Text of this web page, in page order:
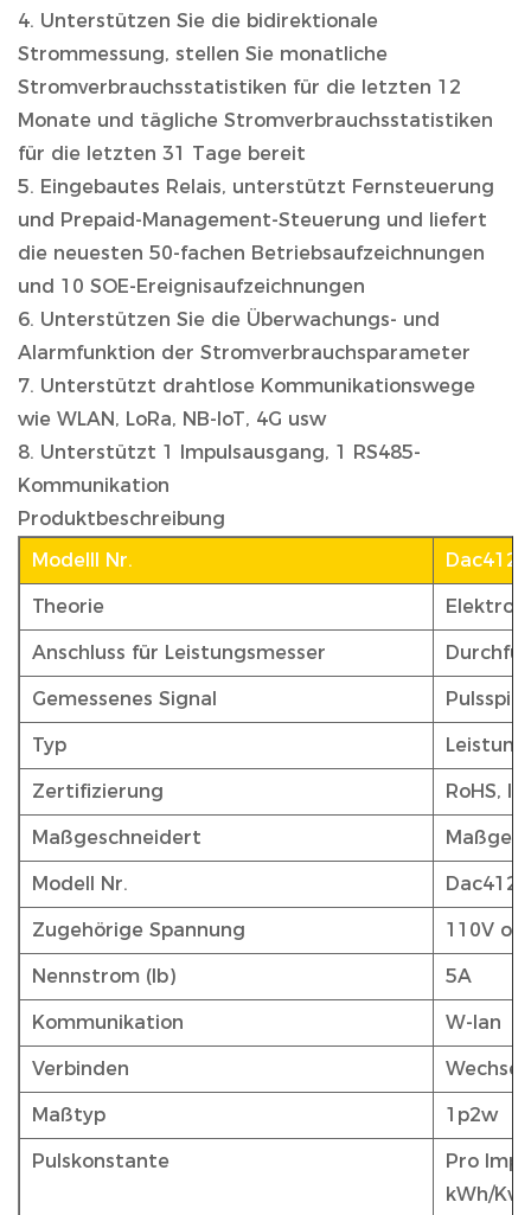
4. Unterstützen Sie die bidirektionale
Strommessung, stellen Sie monatliche
Stromverbrauchsstatistiken für die letzten 12
Monate und tägliche Stromverbrauchsstatistiken
für die letzten 31 Tage bereit
5. Eingebautes Relais, unterstützt Fernsteuerung
und Prepaid-Management-Steuerung und liefert
die neuesten 50-fachen Betriebsaufzeichnungen
und 10 SOE-Ereignisaufzeichnungen
6. Unterstützen Sie die Überwachungs- und
Alarmfunktion der Stromverbrauchsparameter
7. Unterstützt drahtlose Kommunikationswege
wie WLAN, LoRa, NB-IoT, 4G usw
8. Unterstützt 1 Impulsausgang, 1 RS485-
Kommunikation
Produktbeschreibung
Modelll Nr.
Theorie
Anschluss für Leistungsmesser
Gemessenes Signal
Typ
Zertifizierung RoHS,
Maßgeschneidert
Modell Nr.
Zugehörige Spannung 110V
Nennstrom (Ib) 5A
Kommunikation W-lan
Verbinden
Maßtyp 1p2w
Pulskonstante
Pro
kWh/